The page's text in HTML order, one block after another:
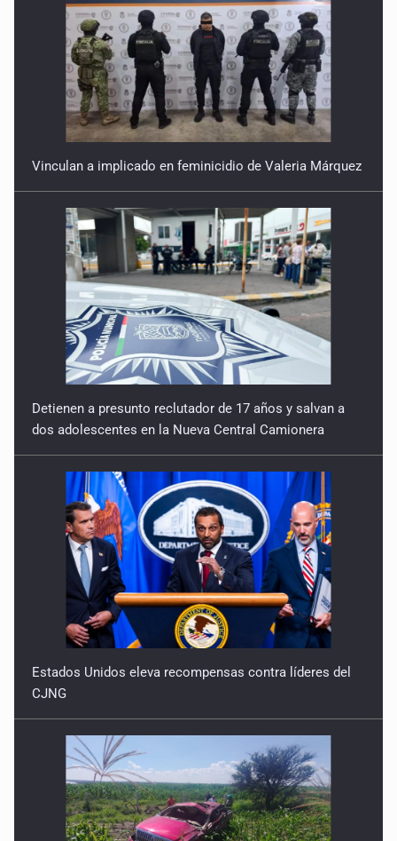
Vinculan a implicado en feminicidio de Valeria Márquez
Detienen a presunto reclutador de 17 años y salvan a
dos adolescentes en la Nueva Central Camionera
Estados Unidos eleva recompensas contra líderes del
CJNG